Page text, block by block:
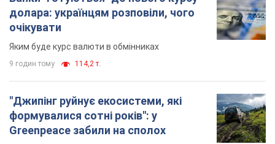
долара: українцям розповіли, чого
очікувати
Яким буде курс валюти в обмінниках
9 годин тому 114,2 т.
"Джипінг руйнує екосистеми, які
формувалися сотні років": у
Greenpeace забили на сполох